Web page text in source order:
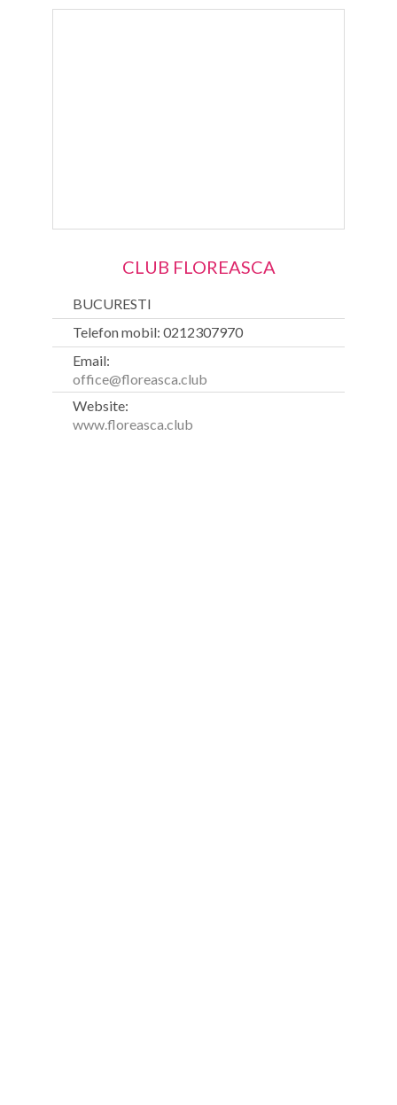
CLUB FLOREASCA
BUCURESTI
Telefon mobil: 0212307970
Email:
office@floreasca.club
Website:
www.floreasca.club